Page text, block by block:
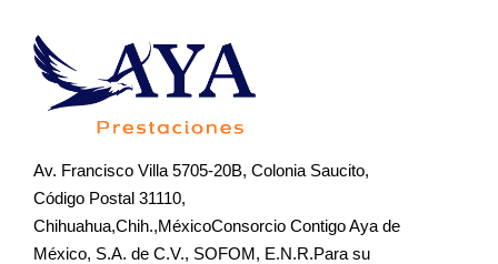
Av. Francisco Villa 5705-20B, Colonia Saucito,
Código Postal 31110,
Chihuahua,Chih.,MéxicoConsorcio Contigo Aya de
México, S.A. de C.V., SOFOM, E.N.R.Para su